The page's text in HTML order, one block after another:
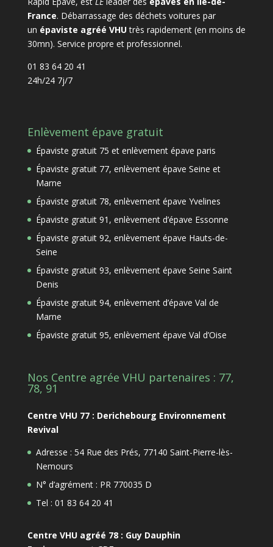
France. Débarrassage des déchets voitures par
un épaviste agréé VHUtrès rapidement (en moins de
30mn). Service propre et professionnel.
01 83 64 20 41
24h/24 7j/7
Enlèvement épave gratuit
Épaviste gratuit 75 et enlèvement épave paris
Épaviste gratuit 77, enlèvement épave Seine et
Marne
Épaviste gratuit 78, enlèvement épave Yvelines
Épaviste gratuit 91, enlèvement d’épave Essonne
Épaviste gratuit 92, enlèvement épave Hauts-de-
Seine
Épaviste gratuit 93, enlèvement épave Seine Saint
Denis
Épaviste gratuit 94, enlèvement d’épave Val de
Marne
Épaviste gratuit 95, enlèvement épave Val d’Oise
Nos Centre agrée VHU partenaires : 77,
78, 91
Centre VHU 77 : Derichebourg Environnement
Revival
Adresse : 54 Rue des Prés, 77140 Saint-Pierre-lès-
Nemours
N° d’agrément : PR 770035 D
Tel : 01 83 64 20 41
Centre VHU agréé 78 : Guy Dauphin